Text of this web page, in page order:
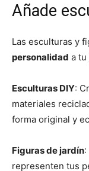
Añade
Las esculturas y
personalidad a tu
Esculturas DIY:
materiales
forma original y
Figuras de jardín
representen tus